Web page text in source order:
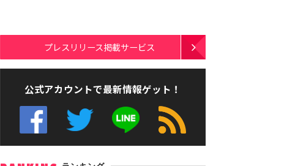
プレスリリース掲載サービス
公式アカウントで最新情報ゲット！